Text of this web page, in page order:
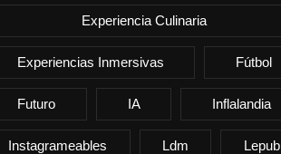
Experiencia Culinaria
Experiencias Inmersivas Fútbol
Futuro IA Inflalandia
Instagrameables Ldm Lepub